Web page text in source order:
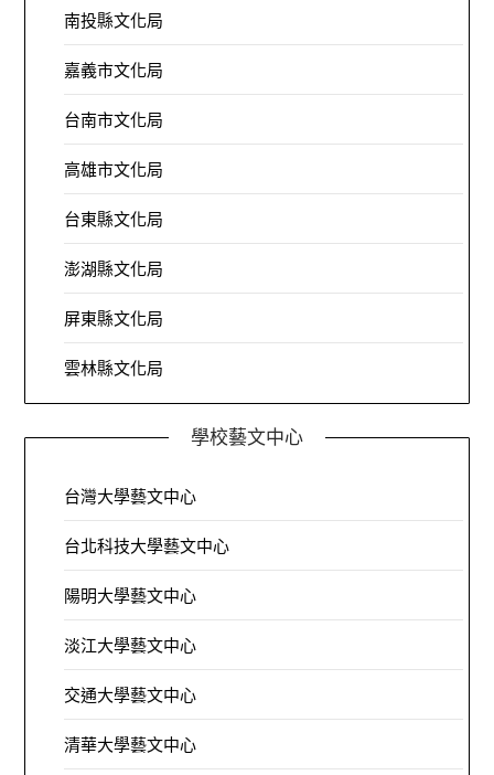
南投縣文化局
嘉義市文化局
台南市文化局
高雄市文化局
台東縣文化局
澎湖縣文化局
屏東縣文化局
雲林縣文化局
學校藝文中心
台灣大學藝文中心
台北科技大學藝文中心
陽明大學藝文中心
淡江大學藝文中心
交通大學藝文中心
清華大學藝文中心